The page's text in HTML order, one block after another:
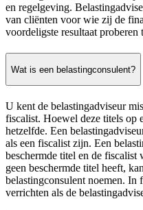
en regelgeving.
van cliënten voor wie zij de
voordeligste resultaat proberen
Wat is een belastingconsulent?
U kent de belastingadviseur
fiscalist. Hoewel deze titels op
hetzelfde. Een
als een fiscalist zijn. Een
beschermde titel en de fiscalist
geen beschermde titel heeft,
belastingconsulent noemen.
verrichten als de